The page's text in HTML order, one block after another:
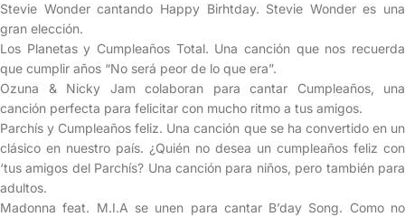
Stevie Wonder cantando Happy Birhtday. Stevie Wonder es una
gran elección.
Los Planetas y Cumpleaños Total. Una canción que nos recuerda
que cumplir años “No será peor de lo que era”.
Ozuna & Nicky Jam colaboran para cantar Cumpleaños, una
canción perfecta para felicitar con mucho ritmo a tus amigos.
Parchís y Cumpleaños feliz. Una canción que se ha convertido en un
clásico en nuestro país. ¿Quién no desea un cumpleaños feliz con
‘tus amigos del Parchís? Una canción para niños, pero también para
adultos.
Madonna feat. M.I.A se unen para cantar B’day Song. Como no